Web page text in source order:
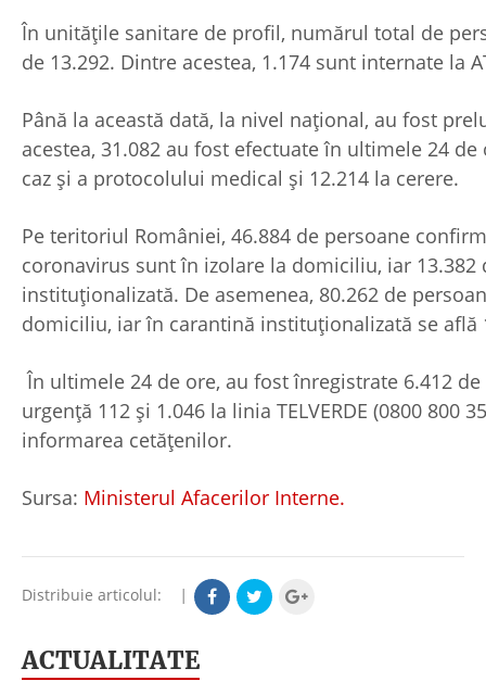
În unitățile sanitare de profil, numărul total de
de 13.292. Dintre acestea, 1.174 sunt internate la
Până la această dată, la nivel național, au fost
acestea, 31.082 au fost efectuate în ultimele 24
caz și a protocolului medical și 12.214 la cerere.
Pe teritoriul României, 46.884 de persoane
coronavirus sunt în izolare la domiciliu, iar
instituționalizată. De asemenea, 80.262 de
domiciliu, iar în carantină instituționalizată se află
În ultimele 24 de ore, au fost înregistrate 6.412
urgență 112 și 1.046 la linia TELVERDE (0800 800
informarea cetățenilor.
Sursa: Ministerul Afacerilor Interne.
Distribuie articolul: |
ACTUALITATE